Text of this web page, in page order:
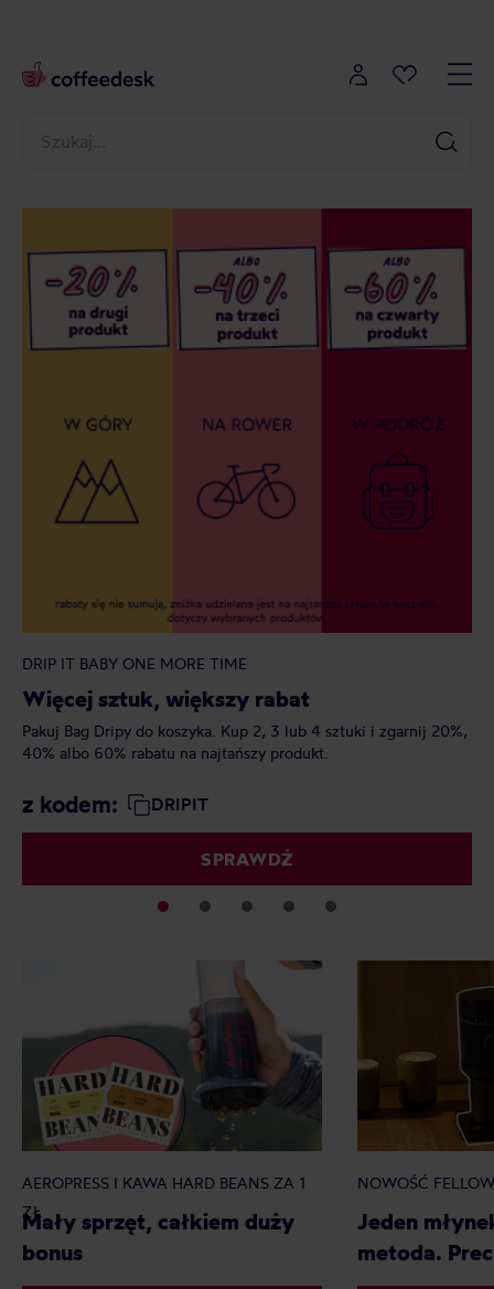
DRIP IT BABY ONE MORE TIME
Więcej sztuk, większy rabat
Pakuj Bag Dripy do koszyka. Kup 2, 3 lub 4 sztuki i zgarnij 20%,
40% albo 60% rabatu na najtańszy produkt.
z kodem: DRIPIT
SPRAWDŹ
AEROPRESS I KAWA HARD BEANS ZA 1
ZŁ
Mały sprzęt, całkiem duży
bonus
NOWOŚĆ
Jeden
metoda.